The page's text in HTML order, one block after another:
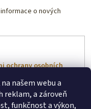
našem webu a
reklam, a zároveň
funkčnost a výkon,
o nových
ochrany osobních